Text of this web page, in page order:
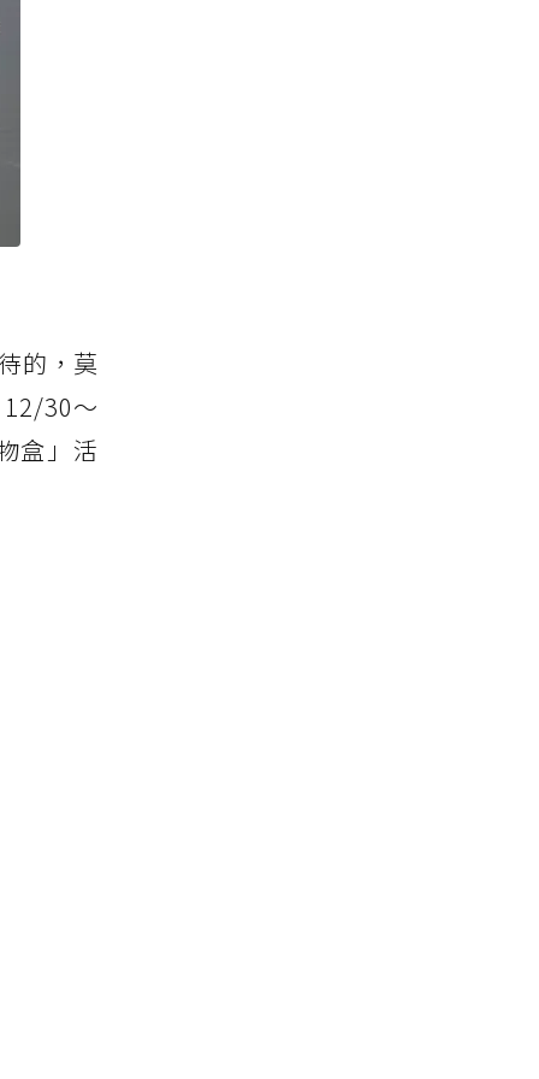
的，莫
30～
盒」活